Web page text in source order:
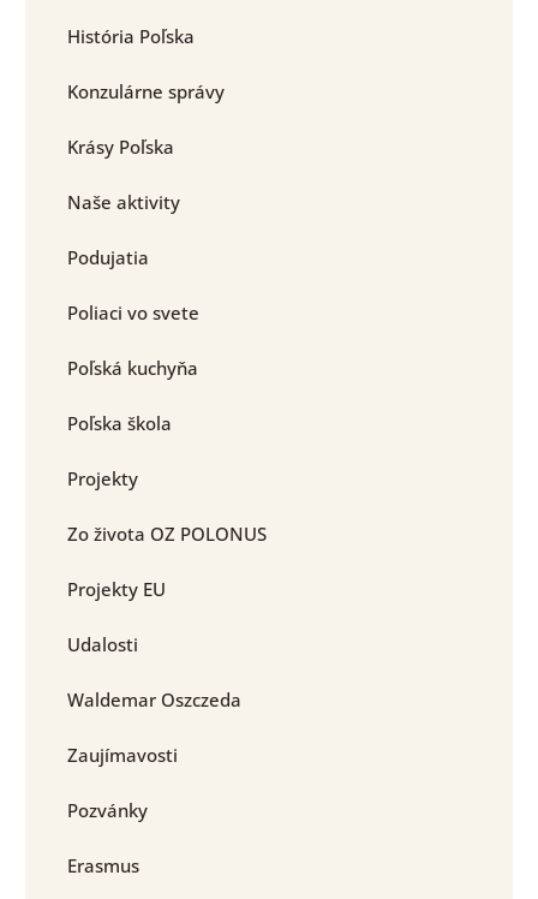
História Poľska
Konzulárne správy
Krásy Poľska
Naše aktivity
Podujatia
Poliaci vo svete
Poľská kuchyňa
Poľska škola
Projekty
Zo života OZ POLONUS
Projekty EU
Udalosti
Waldemar Oszczeda
Zaujímavosti
Pozvánky
Erasmus